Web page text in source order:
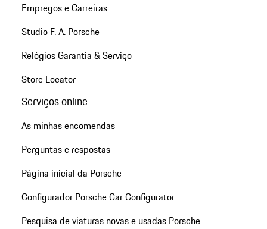
Empregos e Carreiras
Studio F. A. Porsche
Relógios Garantia & Serviço
Store Locator
Serviços online
As minhas encomendas
Perguntas e respostas
Página inicial da Porsche
Configurador Porsche Car Configurator
Pesquisa de viaturas novas e usadas Porsche